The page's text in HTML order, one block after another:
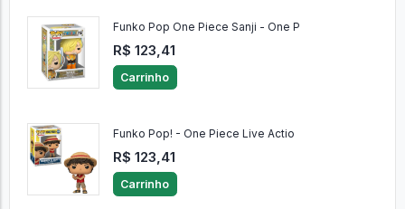
Funko Pop One Piece Sanji - One P
R$ 123,41
Funko Pop! - One Piece Live Actio
R$ 123,41